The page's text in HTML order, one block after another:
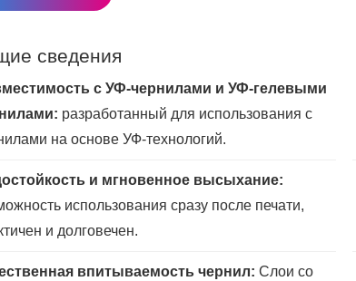
сведения
с УФ-чернилами и УФ-гелевыми
разработанный для использования с
на основе УФ-технологий.
и мгновенное высыхание:
использования сразу после печати,
и долговечен.
впитываемость чернил: Слои со